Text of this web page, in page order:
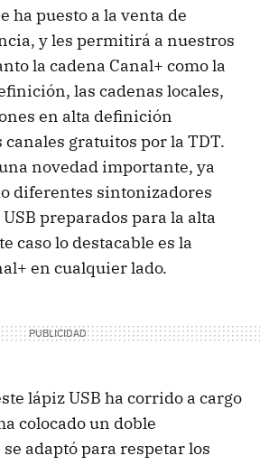
ha puesto a la venta de
y les permitirá a nuestros
la cadena Canal+ como la
las cadenas locales,
en alta definición
canales gratuitos por la TDT.
novedad importante, ya
diferentes sintonizadores
USB preparados para la alta
caso lo destacable es la
en cualquier lado.
lápizUSB ha corrido a cargo
colocado un doble
adaptó para respetar los